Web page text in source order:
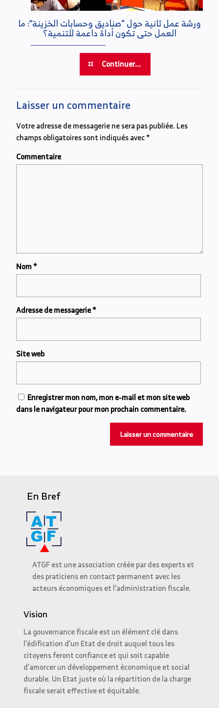
ورشة عمل ثانية حول “صناديق وحسابات الخزينة”: ما
العمل حتى تكون أداة داعمة للتنمية؟
Continuer...
Laisser un commentaire
Votre adresse de messagerie ne sera pas publiée.Les
champs obligatoires sont indiqués avec*
Commentaire
Nom*
Adresse de messagerie*
Site web
Enregistrer mon nom, mon e-mail et mon site web
dans le navigateur pour mon prochain commentaire.
En Bref
ATGF est une association créée par des experts et
des praticiens en contact permanent avec les
acteurs économiques et l’administration fiscale.
Vision
La gouvernance fiscale est un élément clé dans
l’édification d’un Etat de droit auquel tous les
citoyens feront confiance et qui soit capable
d’amorcer un développement économique et social
durable. Un Etat juste où la répartition de la charge
fiscale serait effective et équitable.